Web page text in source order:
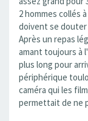
2 hommes collés
doivent se
Après un repas
amant toujours à
plus long pour
périphérique
caméra qui les
permettait de ne